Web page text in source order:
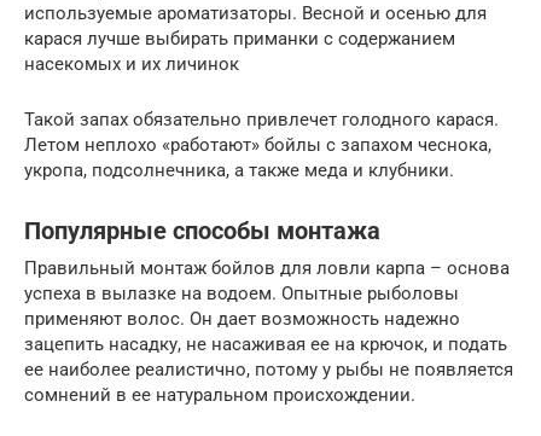
используемые ароматизаторы. Весной и осенью для
карася лучше выбирать приманки с содержанием
насекомых и их личинок
Такой запах обязательно привлечет голодного карася.
Летом неплохо «работают» бойлы с запахом чеснока,
укропа, подсолнечника, а также меда и клубники.
Популярные способы монтажа
Правильный монтаж бойлов для ловли карпа – основа
успеха в вылазке на водоем. Опытные рыболовы
применяют волос. Он дает возможность надежно
зацепить насадку, не насаживая ее на крючок, и подать
ее наиболее реалистично, потому у рыбы не появляется
сомнений в ее натуральном происхождении.